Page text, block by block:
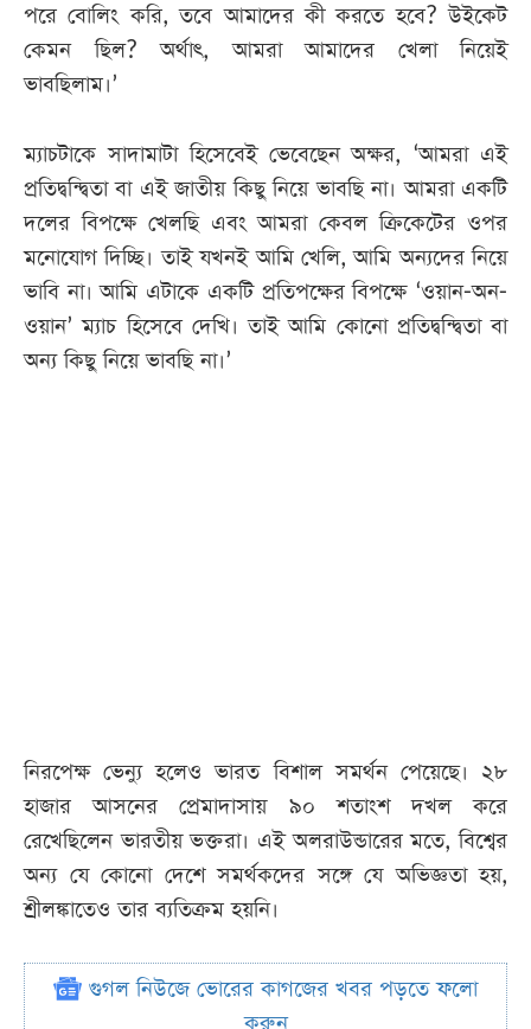
পরে বোলিং করি, তবে আমাদের কী করতে হবে? উইকেট
কেমন ছিল? অর্থাৎ, আমরা আমাদের খেলা নিয়েই
ভাবছিলাম।’
ম্যাচটাকে সাদামাটা হিসেবেই ভেবেছেন অক্ষর, ‘আমরা এই
প্রতিদ্বন্দ্বিতা বা এই জাতীয় কিছু নিয়ে ভাবছি না। আমরা একটি
দলের বিপক্ষে খেলছি এবং আমরা কেবল ক্রিকেটের ওপর
মনোযোগ দিচ্ছি। তাই যখনই আমি খেলি, আমি অন্যদের নিয়ে
ভাবি না। আমি এটাকে একটি প্রতিপক্ষের বিপক্ষে ‘ওয়ান-অন-
ওয়ান’ ম্যাচ হিসেবে দেখি। তাই আমি কোনো প্রতিদ্বন্দ্বিতা বা
অন্য কিছু নিয়ে ভাবছি না।’
নিরপেক্ষ ভেন্যু হলেও ভারত বিশাল সমর্থন পেয়েছে। ২৮
হাজার আসনের প্রেমাদাসায় ৯০ শতাংশ দখল করে
রেখেছিলেন ভারতীয় ভক্তরা। এই অলরাউন্ডারের মতে, বিশ্বের
অন্য যে কোনো দেশে সমর্থকদের সঙ্গে যে অভিজ্ঞতা হয়,
শ্রীলঙ্কাতেও তার ব্যতিক্রম হয়নি।
গুগল নিউজে ভোরের কাগজের খবর পড়তে ফলো